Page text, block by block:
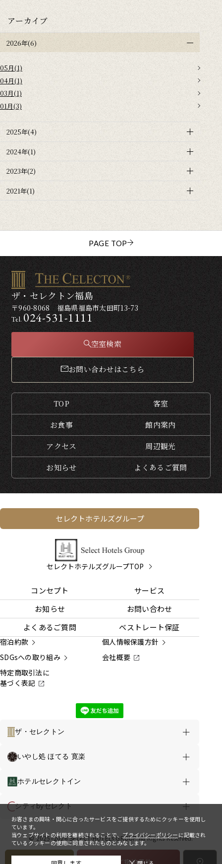
アーカイブ
2026年(6)
05月(1)
04月(1)
03月(1)
01月(3)
2025年(4)
2024年(1)
2023年(2)
2021年(1)
PAGE TOP
ザ・セレクトン福島
〒960-8068 福島県福島市太田町13-73
Tel.024-531-1111
空室検索
お問い合わせはこちら
TOP 客室
お食事 館内案内
アクセス 周辺観光
お知らせ よくある ご質問
メニュー ご宿泊予約
ホテルのご案内
周辺観光
お知らせよくあるご質問お問い合わせ
セレクトホテルズグループ
セレクトホテルズグループTOP
コンセプト
サービス
お知らせ
お問い合わせ
よくあるご質問
ベストレート保証
宿泊約款
個人情報保護方針
SDGsへの取り組み
会社概要
特定商取引法に
基づく表記
ザ・セレクトン
いやし処 ほてる 寛楽
ホテルセレクトイン
シティbyセレクト
© 2025–2026 SELECT-HOTELs GROUP All Rights Reserved.
お客さまの興味・関心に合ったサービスをご提供するためにクッキーを使用し
ています。
当ウェブサイトの利用を継続されることで、プライバシーポリシーに記載され
ているクッキーの使用に同意されたものとみなします。